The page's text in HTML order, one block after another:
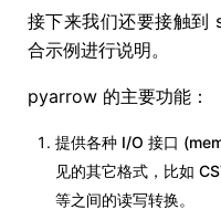
接下来我们还要接触到
合示例进行说明。
pyarrow 的主要功能：
提供各种 I/O 接口
见的其它格式，比如
等之间的读写转换。